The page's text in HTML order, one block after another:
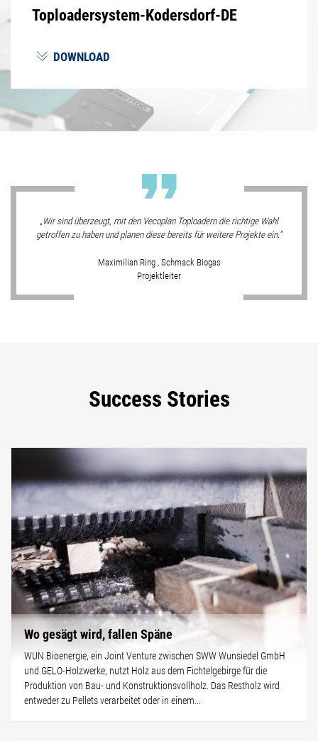
Toploadersystem-Kodersdorf-DE
DOWNLOAD
Wir sind überzeugt, mit den Vecoplan Toploadern die richtige Wahl
getroffen zu haben und planen diese bereits für weitere Projekte ein.
Maximilian Ring , Schmack Biogas
Projektleiter
Success Stories
Wo gesägt wird, fallen Späne
WUN Bioenergie, ein Joint Venture zwischen SWW Wunsiedel GmbH
und GELO-Holzwerke, nutzt Holz aus dem Fichtelgebirge für die
Produktion von Bau- und Konstruktionsvollholz. Das Restholz wird
entweder zu Pellets verarbeitet oder in einem...